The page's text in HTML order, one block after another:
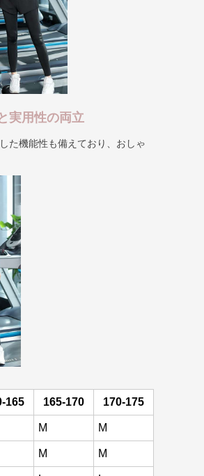
実用性の両立
た機能性も備えており、おしゃ
165 165-170 170-175
M M
M M